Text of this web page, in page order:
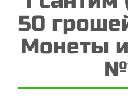
50
Монеты